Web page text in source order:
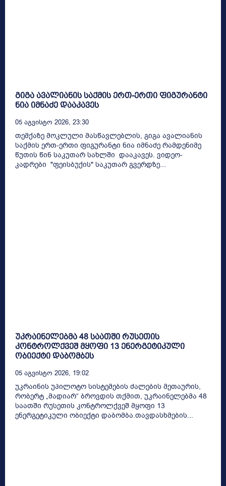
გიგა ავალიანის საქმის ერთ-ერთი ფიგურანტი
ნია იმნაძე დააკავეს
05 Აგვისტო 2026, 23:30
თემქაზე მოკლული მასწავლებლის, გიგა ავალიანის
საქმის ერთ-ერთი ფიგურანტი ნია იმნაძე რამდენიმე
წუთის წინ საკუთარ სახლში დააკავეს. ვიდეო-
კადრები "ფეისბუქის" საკუთარ გვერდზე...
უკრაინელებმა 48 საათში რუსეთის
კონტროლქვეშ მყოფი 13 ენერგეტიკული
ობიექტი დაბომბეს
05 Აგვისტო 2026, 19:02
უკრაინის უპილოტო სისტემების ძალების მეთაურის,
რობერტ „მადიარ“ ბროვდის თქმით, უკრაინელებმა 48
საათში რუსეთის კონტროლქვეშ მყოფი 13
ენერგეტიკული ობიექტი დაბომბა.თავდასხმების...